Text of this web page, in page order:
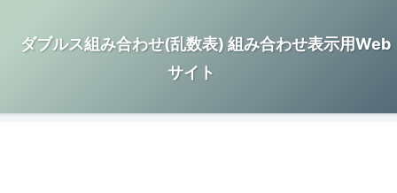
ダブルス組み合わせ(乱数表) 組み合わせ表示用Web
サイト